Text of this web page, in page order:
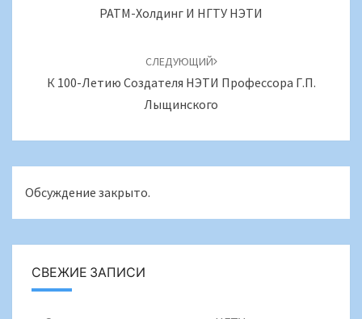
РАТМ-Холдинг И НГТУ НЭТИ
СЛЕДУЮЩИЙ
К 100-Летию Создателя НЭТИ Профессора Г.П.
Лыщинского
Обсуждение закрыто.
СВЕЖИЕ ЗАПИСИ